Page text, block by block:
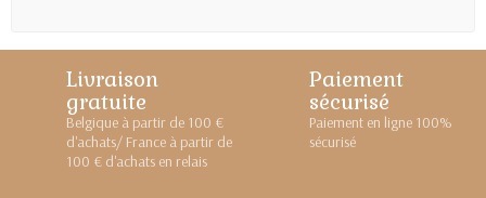
Livraison
gratuite
Belgique à partir de 100 €
d'achats/ France à partir de
100 € d'achats en relais
Paiement
sécurisé
Paiement en ligne 100%
sécurisé